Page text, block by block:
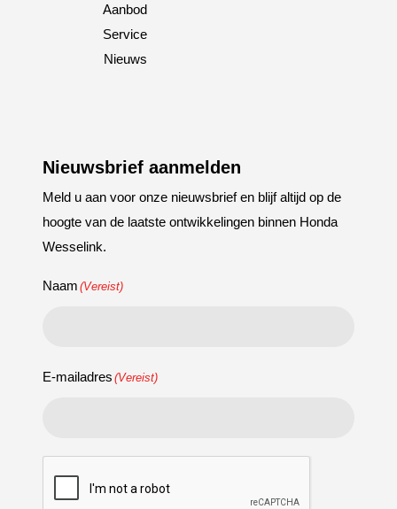
Aanbod
Service
Nieuws
Nieuwsbrief aanmelden
Meld u aan voor onze nieuwsbrief en blijf altijd op de
hoogte van de laatste ontwikkelingen binnen Honda
Wesselink.
Naam (Vereist)
E-mailadres (Vereist)